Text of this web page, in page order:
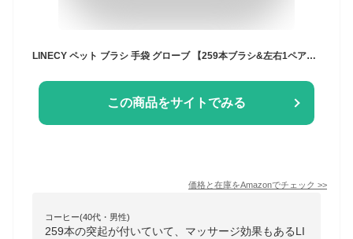
LINECY ペット ブラシ 手袋 グローブ 【259本ブラシ&左右1ペア】ブラシ ペット 猫 犬 うさぎ グルーミング ブラッシング 猫手袋 クリーナー 毛とり手袋 ペットグローブ グルーミンググローブ 毛 けとり 猫毛取り 猫ぶらし短毛用 お風呂用 (ブルー)1ペア
この商品をサイトでみる
価格と在庫をAmazonでチェック >>
コーヒー(40代・男性)
259本の突起が付いていて、マッサージ効果もあるLI